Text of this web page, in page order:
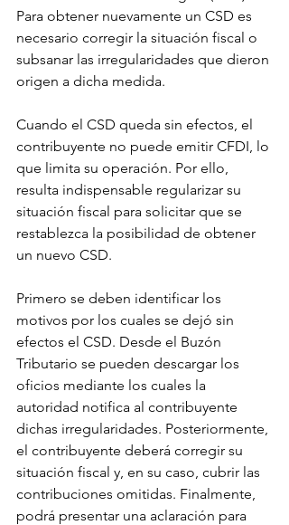
Para obtener nuevamente un CSD es
necesario corregir la situación fiscal o
subsanar las irregularidades que dieron
origen a dicha medida.
Cuando el CSD queda sin efectos, el
contribuyente no puede emitir CFDI, lo
que limita su operación. Por ello,
resulta indispensable regularizar su
situación fiscal para solicitar que se
restablezca la posibilidad de obtener
un nuevo CSD.
Primero se deben identificar los
motivos por los cuales se dejó sin
efectos el CSD. Desde el Buzón
Tributario se pueden descargar los
oficios mediante los cuales la
autoridad notifica al contribuyente
dichas irregularidades. Posteriormente,
el contribuyente deberá corregir su
situación fiscal y, en su caso, cubrir las
contribuciones omitidas. Finalmente,
podrá presentar una aclaración para